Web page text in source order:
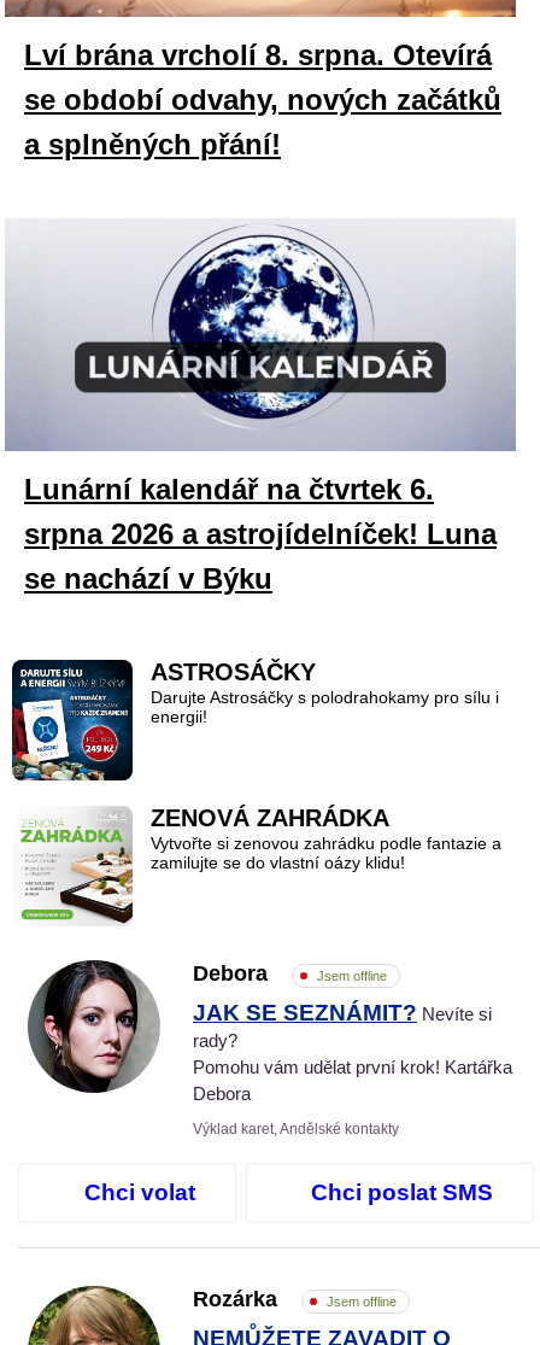
Lví brána vrcholí 8. srpna. Otevírá
se období odvahy, nových začátků
a splněných přání!
Lunární kalendář na čtvrtek 6.
srpna 2026 a astrojídelníček! Luna
se nachází v Býku
ASTROSÁČKY
Darujte Astrosáčky s polodrahokamy pro sílu i
energii!
ZENOVÁ ZAHRÁDKA
Vytvořte si zenovou zahrádku podle fantazie a
zamilujte se do vlastní oázy klidu!
Debora Jsem offline
JAK SE SEZNÁMIT? Nevíte si
rady?
Pomohu vám udělat první krok! Kartářka
Debora
Výklad karet, Andělské kontakty
Chci volat Chci poslat SMS
Rozárka Jsem offline
NEMŮŽETE ZAVADIT O